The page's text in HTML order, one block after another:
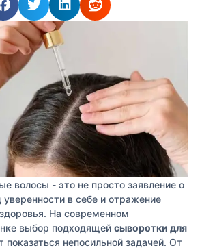
волосы - это не просто заявление о
уверенности в себе и отражение
На современном
выбор подходящей сыворотки для
показаться непосильной задачей. От